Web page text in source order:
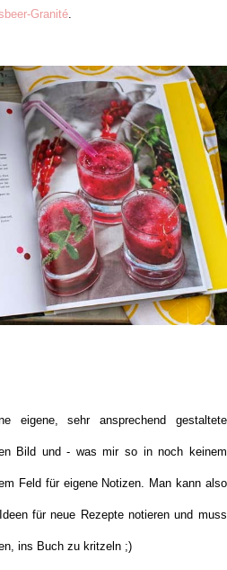
Granité.
eigene, sehr ansprechend gestaltete
Bild und - was mir so in noch keinem
Feld für eigene Notizen. Man kann also
für neue Rezepte notieren und muss
ins Buch zu kritzeln ;)